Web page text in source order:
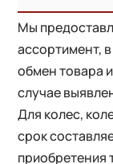
Мы
ассортимент,
обмен товара
случае
Для колес,
срок
приобретения